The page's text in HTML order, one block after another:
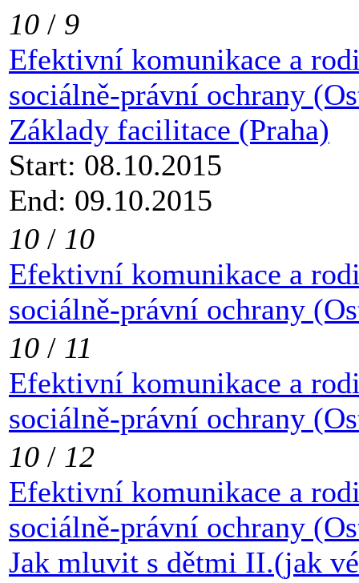
10 / 9
Efektivní komunikace a
sociálně-právní ochrany
Základy facilitace (Praha)
Start: 08.10.2015
End: 09.10.2015
10 / 10
Efektivní komunikace a
sociálně-právní ochrany
10 / 11
Efektivní komunikace a
sociálně-právní ochrany
10 / 12
Efektivní komunikace a
sociálně-právní ochrany
Jak mluvit s dětmi II.(jak